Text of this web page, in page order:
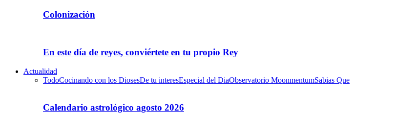
Colonización
En este día de reyes, conviértete en tu propio Rey
Actualidad
TodoCocinando con los DiosesDe tu interesEspecial del DiaObservatorio MoonmentumSabias Que
Calendario astrológico agosto 2026